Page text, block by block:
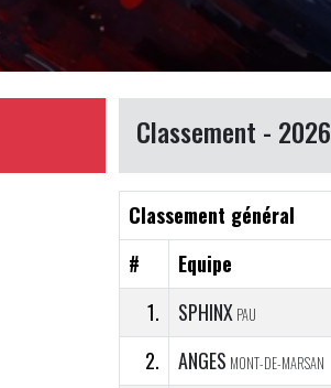
Classement - 2026
Classement général
#
Equipe
1.
SPHINX PAU
2.
ANGES MONT-DE-MARSAN